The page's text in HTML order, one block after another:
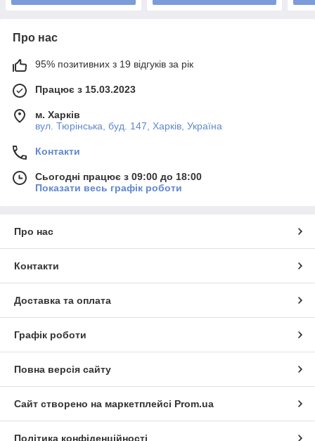
Про нас
95% позитивних з 19 відгуків за рік
Працює з 15.03.2023
м. Харків
вул. Тюрінська, буд. 147, Харків, Україна
Контакти
Сьогодні працює з 09:00 до 18:00
Показати весь графік роботи
Про нас
Контакти
Доставка та оплата
Графік роботи
Повна версія сайту
Сайт створено на маркетплейсі Prom.ua
Політика конфіденційності